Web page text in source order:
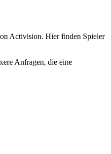
Activision. Hier finden Spieler
Anfragen, die eine